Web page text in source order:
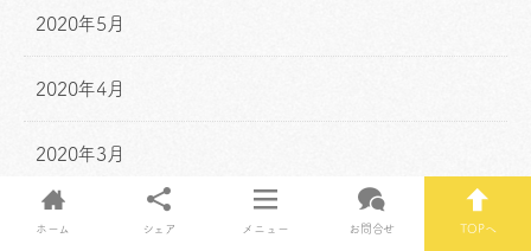
2020年5月
2020年4月
2020年3月
ホーム シェア メニュー お問合せ TOPへ